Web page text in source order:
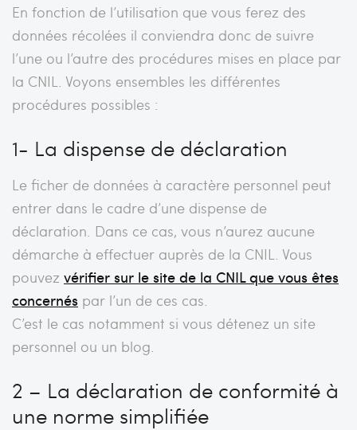
En fonction de l’utilisation que vous ferez des
données récolées il conviendra donc de suivre
l’une ou l’autre des procédures mises en place par
la CNIL. Voyons ensembles les différentes
procédures possibles :
1- La dispense de déclaration
Le ficher de données à caractère personnel peut
entrer dans le cadre d’une dispense de
déclaration. Dans ce cas, vous n’aurez aucune
démarche à effectuer auprès de la CNIL. Vous
pouvez vérifier sur le site de la CNIL que vous êtes
concernés par l’un de ces cas.
C’est le cas notamment si vous détenez un site
personnel ou un blog.
2 – La déclaration de conformité à
une norme simplifiée